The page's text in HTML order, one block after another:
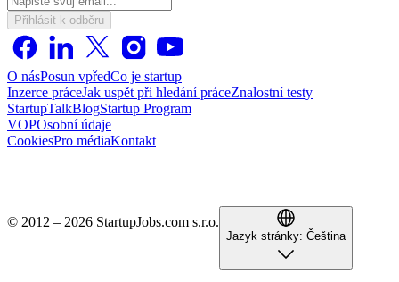
Přihlásit k odběru
O násPosun vpředCo je startup
Inzerce práceJak uspět při hledání práceZnalostní testy
StartupTalkBlogStartup Program
VOPOsobní údaje
CookiesPro médiaKontakt
© 2012 – 2026 StartupJobs.com s.r.o.
Jazyk stránky: Čeština